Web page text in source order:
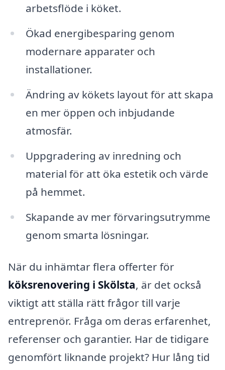
arbetsflöde i köket.
Ökad energibesparing genom
modernare apparater och
installationer.
Ändring av kökets layout för att skapa
en mer öppen och inbjudande
atmosfär.
Uppgradering av inredning och
material för att öka estetik och värde
på hemmet.
Skapande av mer förvaringsutrymme
genom smarta lösningar.
När du inhämtar flera offerter för
köksrenovering i Skölsta, är det också
viktigt att ställa rätt frågor till varje
entreprenör. Fråga om deras erfarenhet,
referenser och garantier. Har de tidigare
genomfört liknande projekt? Hur lång tid